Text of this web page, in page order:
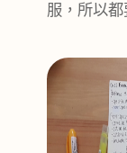
服，所以